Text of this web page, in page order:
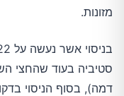
מזונות.
סטיביה בעוד שהחצי
דמה), בסוף הניסוי